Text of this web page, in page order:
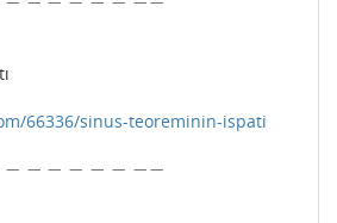
66336/sinus-teoreminin-ispati
− − − − − − −−